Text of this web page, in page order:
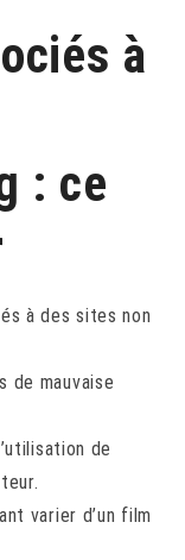
à
: ce
à des sites non
de mauvaise
de
varier d’un film